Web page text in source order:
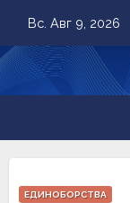
content
Вс. Авг 9, 2026
ЕДИНОБОРСТВА